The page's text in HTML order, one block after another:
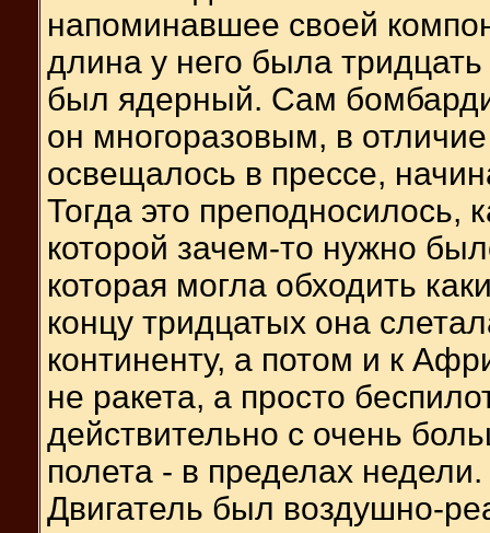
напоминавшее своей
длина у него была
был ядерный. Сам
он многоразовым, в отличие
освещалось в прессе,
Тогда это преподносилось,
которой зачем-то нужно
которая могла обходить
концу тридцатых она
континенту, а потом и к
не ракета, а просто
действительно с очень
полета - в пределах недели.
Двигатель был воздушно-